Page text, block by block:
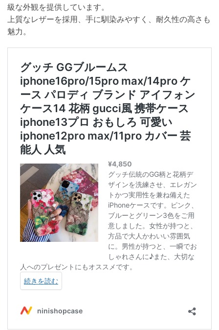
級な外観を提供しています。
上質なレザーを採用、手に馴染みやすく、耐久性の高さも
魅力。